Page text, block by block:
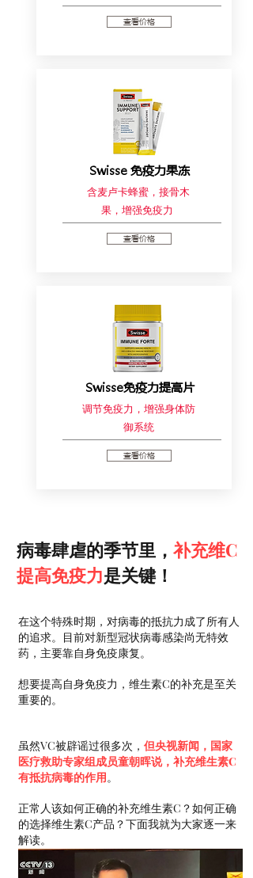
查看价格
Swisse 免疫力果冻
含麦卢卡蜂蜜，接骨木
果，增强免疫力
查看价格
Swisse免疫力提高片
调节免疫力，增强身体防
御系统
查看价格
病毒肆虐的季节里， 补充维C
提高免疫力是关键！
在这个特殊时期，对病毒的抵抗力成了所有人
的追求。目前对新型冠状病毒感染尚无特效
药，主要靠自身免疫康复。
想要提高自身免疫力，维生素C的补充是至关
重要的。
虽然VC被辟谣过很多次， 但央视新闻，国家
医疗救助专家组成员童朝晖说，补充维生素C
有抵抗病毒的作用。
正常人该如何正确的补充维生素C？如何正确
的选择维生素C产品？下面我就为大家逐一来
解读。